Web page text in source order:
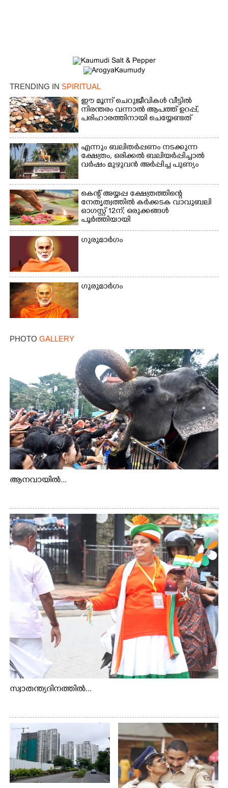
TRENDING IN SPIRITUAL
ഈ മൂന്ന് ചെറുജീവികൾ വീട്ടിൽ
നിരന്തരം വന്നാൽ ആപത്ത് ഉറപ്പ്,​
പരിഹാരത്തിനായി ചെയ്യേണ്ടത്
എന്നും ബലിതർപ്പണം നടക്കുന്ന
ക്ഷേത്രം,​ ഒരിക്കൽ ബലിയർപ്പിച്ചാൽ
വർഷം മുഴുവൻ അർപ്പിച്ച പുണ്യം
കെന്റ് അയ്യപ്പ ക്ഷേത്രത്തിന്റെ
നേതൃത്വത്തിൽ കർക്കടക വാവുബലി
ഓഗസ്റ്റ് 12ന്; ഒരുക്കങ്ങൾ
പൂർത്തിയായി
ഗുരുമാർഗം
ഗുരുമാർഗം
PHOTO GALLERY
ആനവായിൽ...
സ്വാതന്ത്യദിനത്തിൽ...
×
Share this link
Copy Link